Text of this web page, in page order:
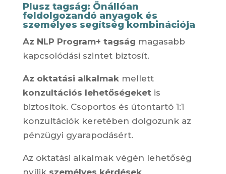
Plusz tagság: Önállóan
feldolgozandó anyagok és
személyes segítség kombinációja
Az NLP Program+ tagság magasabb
kapcsolódási szintet biztosít.
Az oktatási alkalmakmellett
konzultációs lehetőségeketis
biztosítok. Csoportos és útontartó 1:1
konzultációk keretében dolgozunk az
pénzügyi gyarapodásért.
Az oktatási alkalmak végén lehetőség
nyílik személyes kérdések